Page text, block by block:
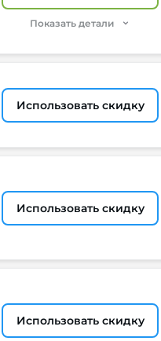
Показать детали
Использовать скидку
Использовать скидку
Использовать скидку